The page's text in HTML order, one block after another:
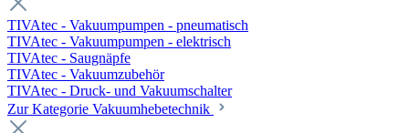
TIVAtec - Vakuumpumpen - pneumatisch
TIVAtec - Vakuumpumpen - elektrisch
TIVAtec - Saugnäpfe
TIVAtec - Vakuumzubehör
TIVAtec - Druck- und Vakuumschalter
Zur Kategorie Vakuumhebetechnik